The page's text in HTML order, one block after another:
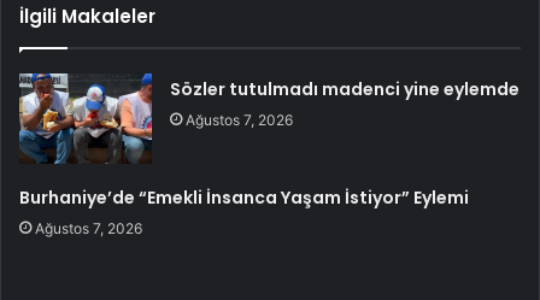
İlgili Makaleler
Sözler tutulmadı madenci yine eylemde
Ağustos 7, 2026
Burhaniye’de “Emekli İnsanca Yaşam İstiyor” Eylemi
Ağustos 7, 2026